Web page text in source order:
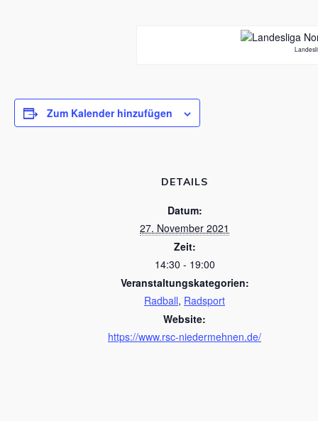
Zum Kalender hinzufügen
DETAILS
Datum:
27. November 2021
Zeit:
14:30 - 19:00
Veranstaltungskategorien:
Radball, Radsport
Website:
https://www.rsc-niedermehnen.de/